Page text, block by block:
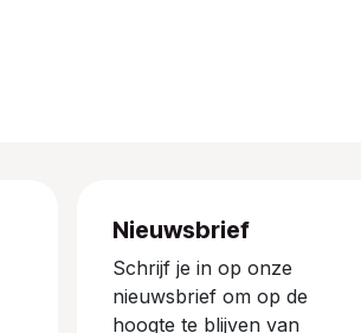
Nieuwsbrief
Schrijf je in op onze
nieuwsbrief om op de
hoogte te blijven van